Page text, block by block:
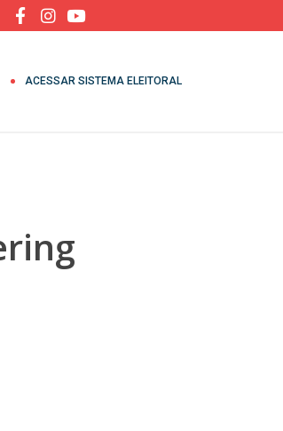
ACESSAR SISTEMA ELEITORAL